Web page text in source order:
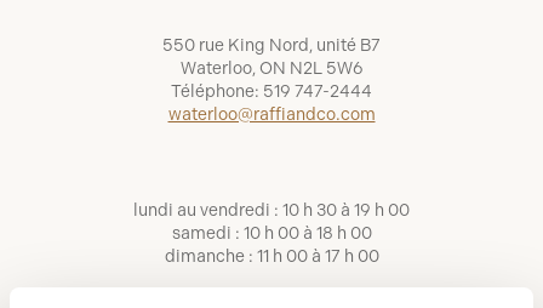
550 rue King Nord, unité B7
Waterloo, ON N2L 5W6
Téléphone: 519 747-2444
waterloo@raffiandco.com
lundi au vendredi : 10 h 30 à 19 h 00
samedi : 10 h 00 à 18 h 00
dimanche : 11 h 00 à 17 h 00